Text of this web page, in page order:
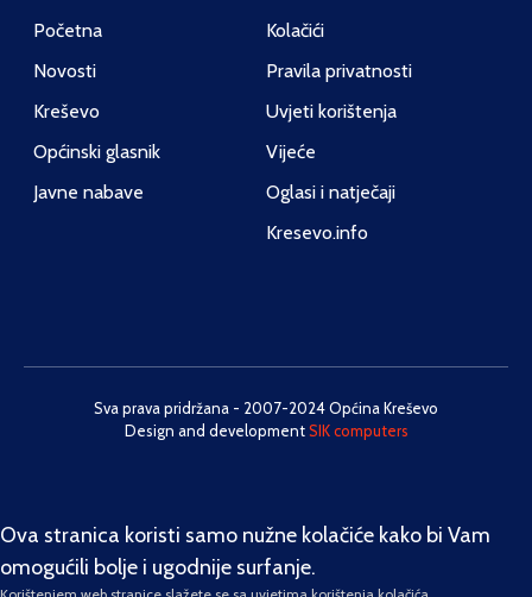
Početna
Novosti
Kreševo
Općinski glasnik
Javne nabave
Kolačići
Pravila privatnosti
Uvjeti korištenja
Vijeće
Oglasi i natječaji
Kresevo.info
Sva prava pridržana - 2007-2024 Općina Kreševo
Design and developmentSIK computers
Ova stranica koristi samo nužne kolačiće kako bi Vam
omogućili bolje i ugodnije surfanje.